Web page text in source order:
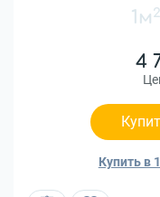
4
1м2
Купить в